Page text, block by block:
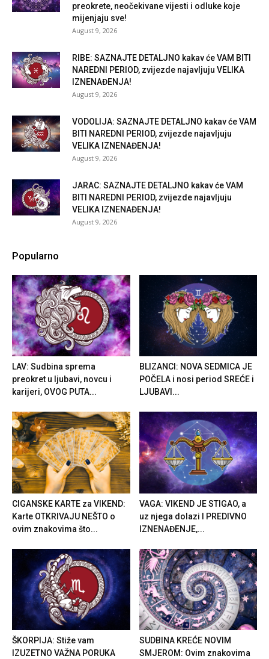
preokrete, neočekivane vijesti i odluke koje
mijenjaju sve!
August 9, 2026
RIBE: SAZNAJTE DETALJNO kakav će VAM BITI
NAREDNI PERIOD, zvijezde najavljuju VELIKA
IZNENAĐENJA!
August 9, 2026
VODOLIJA: SAZNAJTE DETALJNO kakav će VAM
BITI NAREDNI PERIOD, zvijezde najavljuju
VELIKA IZNENAĐENJA!
August 9, 2026
JARAC: SAZNAJTE DETALJNO kakav će VAM
BITI NAREDNI PERIOD, zvijezde najavljuju
VELIKA IZNENAĐENJA!
August 9, 2026
Popularno
LAV: Sudbina sprema
preokret u ljubavi, novcu i
karijeri, OVOG PUTA...
BLIZANCI: NOVA SEDMICA JE
POČELA i nosi period SREĆE i
LJUBAVI...
CIGANSKE KARTE za VIKEND:
Karte OTKRIVAJU NEŠTO o
ovim znakovima što...
VAGA: VIKEND JE STIGAO, a
uz njega dolazi I PREDIVNO
IZNENAĐENJE,...
ŠKORPIJA: Stiže vam
IZUZETNO VAŽNA PORUKA
SUDBINA KREĆE NOVIM
SMJEROM: Ovim znakovima